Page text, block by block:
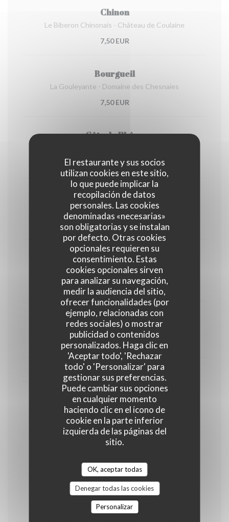
El restaurante y sus socios
utilizan cookies en este sitio,
lo que puede implicar la
recopilación de datos
personales. Las cookies
denominadas «necesarias»
son obligatorias y se instalan
por defecto. Otras cookies
opcionales requieren su
consentimiento. Estas
cookies opcionales sirven
para analizar su navegación,
medir la audiencia del sitio,
ofrecer funcionalidades (por
ejemplo, relacionadas con
redes sociales) o mostrar
publicidad o contenidos
personalizados. Haga clic en
'Aceptar todo', 'Rechazar
todo' o 'Personalizar' para
gestionar sus preferencias.
Puede cambiar sus opciones
en cualquier momento
haciendo clic en el icono de
cookie en la parte inferior
izquierda de las páginas del
sitio.
OK, aceptar todas
Denegar todas las cookies
Personalizar
Chinon
Le Biberon Chinonais - Château de Coulaine
7,50 EUR
Bourgueil
La Gouleyante - Domaine des Chesnaies
7,50 EUR
Côte du Rhône
7,50 EUR
Canon-Fronsac
Un Coup de Canon - Nicolas Dabudyk
7,50 EUR
Bourgogne
La Dame Pinote - Pinot Noir
7,50 EUR
ROSÉ
Du moment
7,00 EUR
BULLES
La Bulle Dog
7,50 EUR
12,00 EUR
Apéritifs